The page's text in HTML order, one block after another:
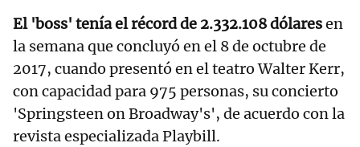
El 'boss' tenía el récord de 2.332.108 dólaresen
la semana que concluyó en el 8 de octubre de
2017, cuando presentó en el teatro Walter Kerr,
con capacidad para 975 personas, su concierto
'Springsteen on Broadway's', de acuerdo con la
revista especializada Playbill.